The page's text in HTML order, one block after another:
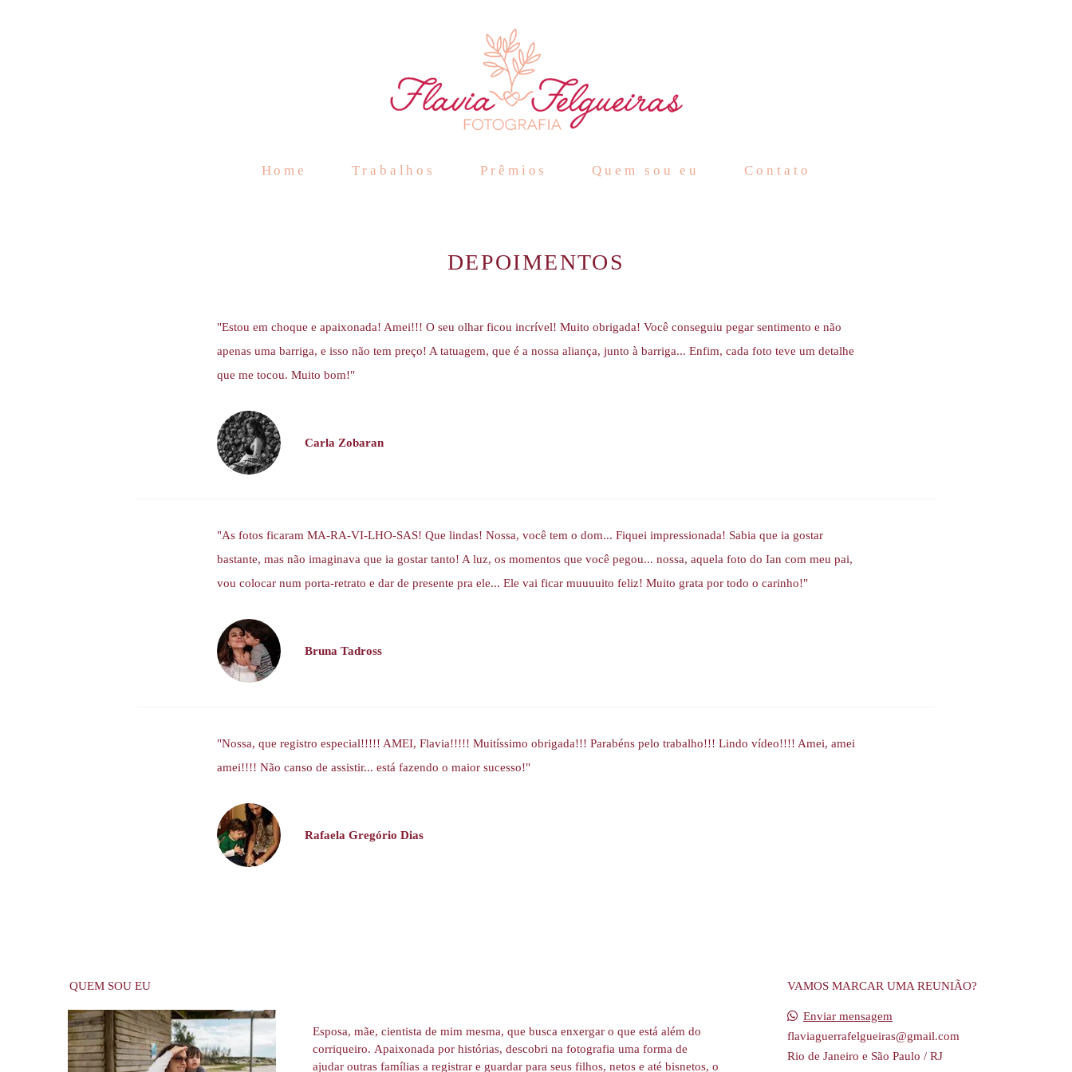
Home Trabalhos Prêmios Quem sou eu Contato
DEPOIMENTOS
"Estou em choque e apaixonada! Amei!!! O seu olhar ficou incrível! Muito obrigada! Você conseguiu pegar sentimento e não
apenas uma barriga, e isso não tem preço! A tatuagem, que é a nossa aliança, junto à barriga... Enfim, cada foto teve um detalhe
que me tocou. Muito bom!"
Carla Zobaran
"As fotos ficaram MA-RA-VI-LHO-SAS! Que lindas! Nossa, você tem o dom... Fiquei impressionada! Sabia que ia gostar
bastante, mas não imaginava que ia gostar tanto! A luz, os momentos que você pegou... nossa, aquela foto do Ian com meu pai,
vou colocar num porta-retrato e dar de presente pra ele... Ele vai ficar muuuuito feliz! Muito grata por todo o carinho!"
Bruna Tadross
"Nossa, que registro especial!!!!! AMEI, Flavia!!!!! Muitíssimo obrigada!!! Parabéns pelo trabalho!!! Lindo vídeo!!!! Amei, amei
amei!!!! Não canso de assistir... está fazendo o maior sucesso!"
Rafaela Gregório Dias
QUEM SOU EU
Esposa, mãe, cientista de mim mesma, que busca enxergar o que está além do
corriqueiro. Apaixonada por histórias, descobri na fotografia uma forma de
ajudar outras famílias a registrar e guardar para seus filhos, netos e até bisnetos, o
VAMOS MARCAR UMA REUNIÃO?
Enviar mensagem
flaviaguerrafelgueiras@gmail.com
Rio de Janeiro e São Paulo / RJ